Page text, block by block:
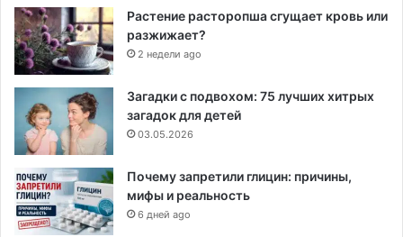
Растение расторопша сгущает кровь или
разжижает?
2 недели ago
Загадки с подвохом: 75 лучших хитрых
загадок для детей
03.05.2026
Почему запретили глицин: причины,
мифы и реальность
6 дней ago